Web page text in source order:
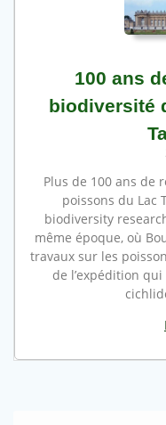
100 ans
biodiversité
Plus de 100 ans de
poissons du Lac
biodiversity
même époque, où
travaux sur les
de l’expédition